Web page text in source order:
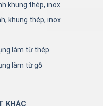
khung thép, inox
khung thép, inox
làm từ thép
làm từ gỗ
KHÁC